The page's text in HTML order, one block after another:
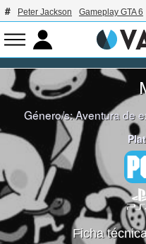
Peter Jackson Gameplay GTA 6
Género/s:Aventura de
Ficha